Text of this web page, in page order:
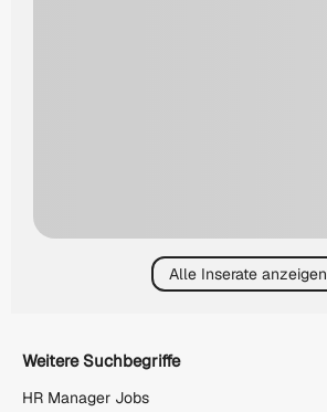
Alle Inserate anzeigen
Weitere Suchbegriffe
HR Manager Jobs